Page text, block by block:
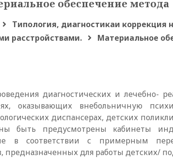
обеспечение метода
Типология, диагностикаи
расстройствами.
Материальное
диагностических и лечебно-
оказывающих внебольничную
диспансерах, детских
быть предусмотрены кабинеты
в соответствии с примерным
предназначенных для работы детских/